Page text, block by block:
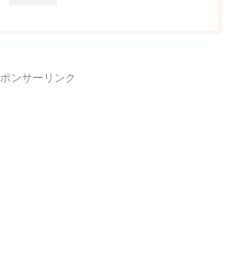
ンサーリンク